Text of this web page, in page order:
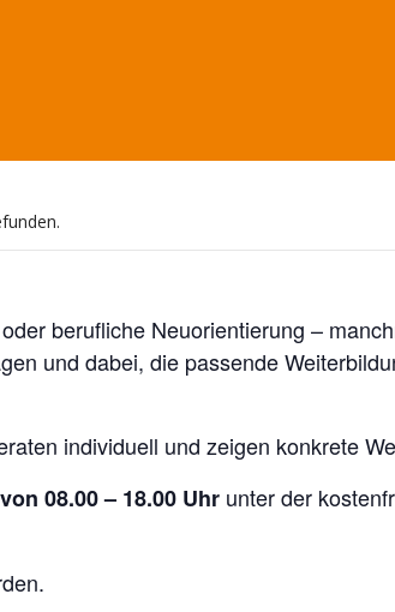
berufliche Neuorientierung –
und dabei, die passende
individuell und zeigen konkrete
08.00 – 18.00 Uhr unter der